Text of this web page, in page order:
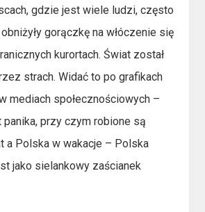
gdzie jest wiele ludzi, często
gorączkę na włóczenie się
kurortach. Świat został
strach. Widać to po grafikach
mediach społecznościowych –
przy czym robione są
a Polska w wakacje – Polska
jako sielankowy zaścianek